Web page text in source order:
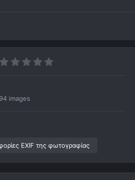
images
EXIF της φωτογραφίας